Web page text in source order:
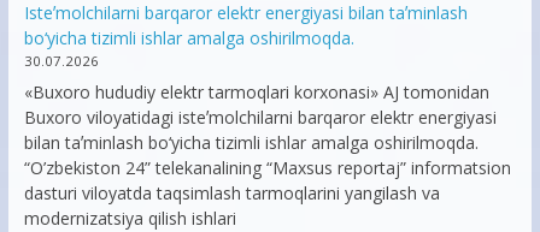
Isteʼmolchilarni barqaror elektr energiyasi bilan taʼminlash
bo‘yicha tizimli ishlar amalga oshirilmoqda.
30.07.2026
«Buxoro hududiy elektr tarmoqlari korxonasi» AJ tomonidan
Buxoro viloyatidagi isteʼmolchilarni barqaror elektr energiyasi
bilan taʼminlash bo‘yicha tizimli ishlar amalga oshirilmoqda.
“O’zbekiston 24” telekanalining “Maxsus reportaj” informatsion
dasturi viloyatda taqsimlash tarmoqlarini yangilash va
modernizatsiya qilish ishlari